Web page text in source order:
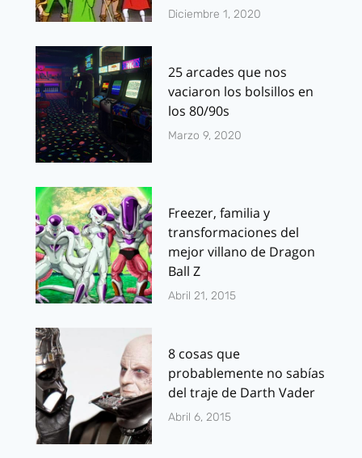
Diciembre 1, 2020
25 arcades que nos
vaciaron los bolsillos en
los 80/90s
Marzo 9, 2020
Freezer, familia y
transformaciones del
mejor villano de Dragon
Ball Z
Abril 21, 2015
8 cosas que
probablemente no sabías
del traje de Darth Vader
Abril 6, 2015